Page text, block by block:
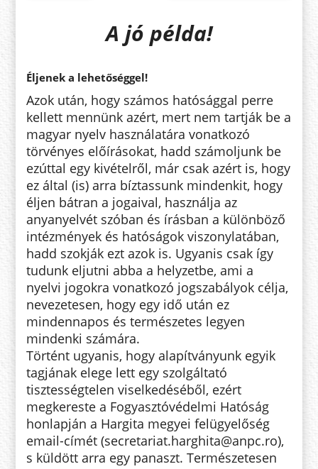
A jó példa!
Éljenek a lehetőséggel!
Azok után, hogy számos hatósággal perre
kellett mennünk azért, mert nem tartják be a
magyar nyelv használatára vonatkozó
törvényes előírásokat, hadd számoljunk be
ezúttal egy kivételről, már csak azért is, hogy
ez által (is) arra bíztassunk mindenkit, hogy
éljen bátran a jogaival, használja az
anyanyelvét szóban és írásban a különböző
intézmények és hatóságok viszonylatában,
hadd szokják ezt azok is. Ugyanis csak így
tudunk eljutni abba a helyzetbe, ami a
nyelvi jogokra vonatkozó jogszabályok célja,
nevezetesen, hogy egy idő után ez
mindennapos és természetes legyen
mindenki számára.
Történt ugyanis, hogy alapítványunk egyik
tagjának elege lett egy szolgáltató
tisztességtelen viselkedéséből, ezért
megkereste a Fogyasztóvédelmi Hatóság
honlapján a Hargita megyei felügyelőség
email-címét (secretariat.harghita@anpc.ro),
s küldött arra egy panaszt. Természetesen